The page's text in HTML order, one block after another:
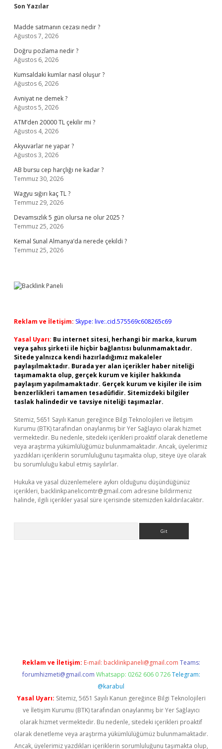
Sidebar
Son Yazılar
Madde satmanın cezası nedir ?
Ağustos 7, 2026
Doğru pozlama nedir ?
Ağustos 6, 2026
Kumsaldaki kumlar nasıl oluşur ?
Ağustos 6, 2026
Avniyat ne demek ?
Ağustos 5, 2026
ATM’den 20000 TL çekilir mi ?
Ağustos 4, 2026
Akyuvarlar ne yapar ?
Ağustos 3, 2026
AB bursu cep harçlığı ne kadar ?
Temmuz 30, 2026
Wagyu sığırı kaç TL ?
Temmuz 29, 2026
Devamsızlık 5 gün olursa ne olur 2025 ?
Temmuz 25, 2026
Kemal Sunal Almanya’da nerede çekildi ?
Temmuz 25, 2026
Reklam ve İletişim: Skype: live:.cid.575569c608265c69
Yasal Uyarı: Bu internet sitesi, herhangi bir marka, kurum
veya şahıs şirketi ile hiçbir bağlantısı bulunmamaktadır.
Sitede yalnızca kendi hazırladığımız makaleler
paylaşılmaktadır. Burada yer alan içerikler haber niteliği
taşımamakta olup, gerçek kurum ve kişiler hakkında
paylaşım yapılmamaktadır. Gerçek kurum ve kişiler ile isim
benzerlikleri tamamen tesadüfidir. Sitemizdeki bilgiler
taslak halindedir ve tavsiye niteliği taşımazlar.
Sitemiz, 5651 Sayılı Kanun gereğince Bilgi Teknolojileri ve İletişim
Kurumu (BTK) tarafından onaylanmış bir Yer Sağlayıcı olarak hizmet
vermektedir. Bu nedenle, sitedeki içerikleri proaktif olarak denetleme
veya araştırma yükümlülüğümüz bulunmamaktadır. Ancak, üyelerimiz
yazdıkları içeriklerin sorumluluğunu taşımakta olup, siteye üye olarak
bu sorumluluğu kabul etmiş sayılırlar.
Hukuka ve yasal düzenlemelere aykırı olduğunu düşündüğünüz
içerikleri, backlinkpanelicomtr@gmail.com adresine bildirmeniz
halinde, ilgili içerikler yasal süre içerisinde sitemizden kaldırılacaktır.
Reklam ve İletişim: E-mail: backlinkpaneli@gmail.com Teams:
forumhizmeti@gmail.com Whatsapp: 0262 606 0 726 Telegram:
@karabul
Yasal Uyarı: Sitemiz, 5651 Sayılı Kanun gereğince Bilgi Teknolojileri
ve İletişim Kurumu (BTK) tarafından onaylanmış bir Yer Sağlayıcı
olarak hizmet vermektedir. Bu nedenle, sitedeki içerikleri proaktif
olarak denetleme veya araştırma yükümlülüğümüz bulunmamaktadır.
Ancak, üyelerimiz yazdıkları içeriklerin sorumluluğunu taşımakta olup,